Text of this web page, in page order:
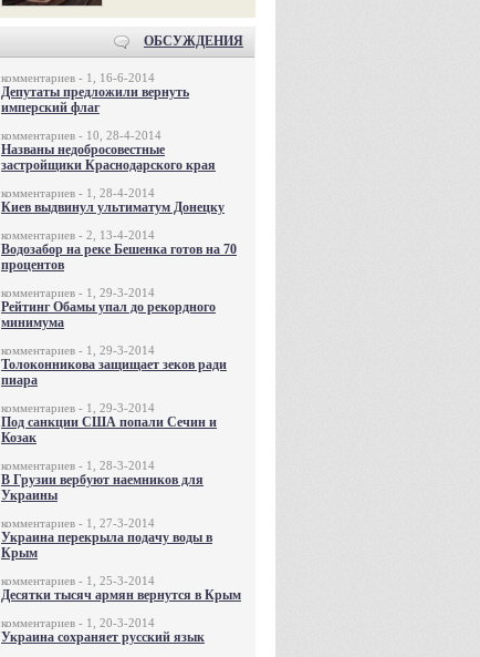
ОБСУЖДЕНИЯ
комментариев - 1, 16-6-2014
Депутаты предложили вернуть
имперский флаг
комментариев - 10, 28-4-2014
Названы недобросовестные
застройщики Краснодарского края
комментариев - 1, 28-4-2014
Киев выдвинул ультиматум Донецку
комментариев - 2, 13-4-2014
Водозабор на реке Бешенка готов на 70
процентов
комментариев - 1, 29-3-2014
Рейтинг Обамы упал до рекордного
минимума
комментариев - 1, 29-3-2014
Толоконникова защищает зеков ради
пиара
комментариев - 1, 29-3-2014
Под санкции США попали Сечин и
Козак
комментариев - 1, 28-3-2014
В Грузии вербуют наемников для
Украины
комментариев - 1, 27-3-2014
Украина перекрыла подачу воды в
Крым
комментариев - 1, 25-3-2014
Десятки тысяч армян вернутся в Крым
комментариев - 1, 20-3-2014
Украина сохраняет русский язык